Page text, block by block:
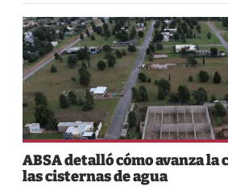
ABSA detalló cómo avanza
las cisternas de agua